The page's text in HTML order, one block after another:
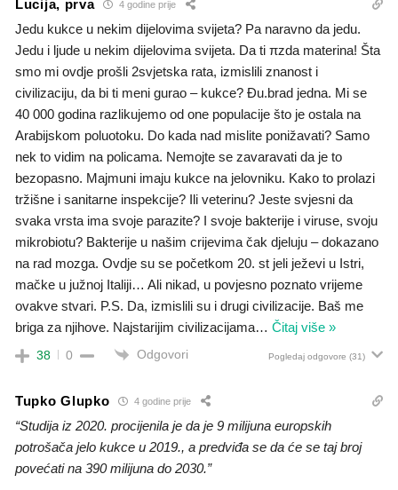
Lucija, prva 4 godine prije
Jedu kukce u nekim dijelovima svijeta? Pa naravno da jedu.
Jedu i ljude u nekim dijelovima svijeta. Da ti πzda materina! Šta
smo mi ovdje prošli 2svjetska rata, izmislili znanost i
civilizaciju, da bi ti meni gurao – kukce? Đu.brad jedna. Mi se
40 000 godina razlikujemo od one populacije što je ostala na
Arabijskom poluotoku. Do kada nad mislite ponižavati? Samo
nek to vidim na policama. Nemojte se zavaravati da je to
bezopasno. Majmuni imaju kukce na jelovniku. Kako to prolazi
tržišne i sanitarne inspekcije? Ili veterinu? Jeste svjesni da
svaka vrsta ima svoje parazite? I svoje bakterije i viruse, svoju
mikrobiotu? Bakterije u našim crijevima čak djeluju – dokazano
na rad mozga. Ovdje su se početkom 20. st jeli ježevi u Istri,
mačke u južnoj Italiji… Ali nikad, u povjesno poznato vrijeme
ovakve stvari. P.S. Da, izmislili su i drugi civilizacije. Baš me
briga za njihove. Najstarijim civilizacijama… Čitaj više »
38 0 Odgovori Pogledaj odgovore (31)
Tupko Glupko 4 godine prije
“Studija iz 2020. procijenila je da je 9 milijuna europskih
potrošača jelo kukce u 2019., a predviđa se da će se taj broj
povećati na 390 milijuna do 2030.”